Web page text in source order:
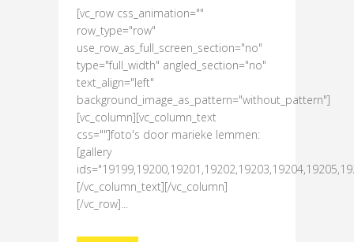
[vc_row css_animation=""
row_type="row"
use_row_as_full_screen_section="no"
type="full_width" angled_section="no"
text_align="left"
background_image_as_pattern="without_pattern"]
[vc_column][vc_column_text
css=""]foto's door marieke lemmen:
[gallery
[/vc_column_text][/vc_column]
[/vc_row]...